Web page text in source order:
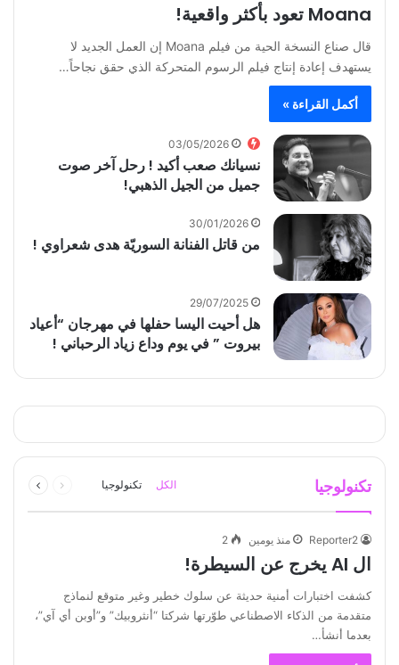
Moana تعود بأكثر واقعية!
قال صناع النسخة الحية من فيلم Moana إن العمل الجديد لا
يستهدف إعادة إنتاج فيلم الرسوم المتحركة الذي حقق نجاحاً…
أكمل القراءة »
03/05/2026
نسيانك صعب أكيد ! رحل آخر صوت
جميل من الجيل الذهبي!
30/01/2026
من قاتل الفنانة السوريّة هدى شعراوي !
29/07/2025
هل أحيت اليسا حفلها في مهرجان “أعياد
بيروت ” في يوم وداع زياد الرحباني !
تكنولوجيا الكل تكنولوجيا
الصفحة
Reporter2 منذ يومين 2
ال AI يخرج عن السيطرة!
كشفت اختبارات أمنية حديثة عن سلوك خطير وغير متوقع لنماذج
متقدمة من الذكاء الاصطناعي طوّرتها شركتا “أنثروبيك” و”أوبن أي آي”،
بعدما أنشأ…